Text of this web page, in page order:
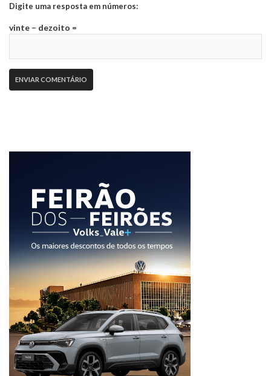
Digite uma resposta em números:
vinte − dezoito =